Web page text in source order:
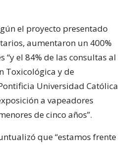
el proyecto presentado
aumentaron un 400%
“y el 84% de las consultas al
Toxicológica y de
Universidad Católica
a vapeadores
de cinco años”.
que “estamos frente